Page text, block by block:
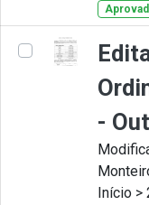
-
Início >